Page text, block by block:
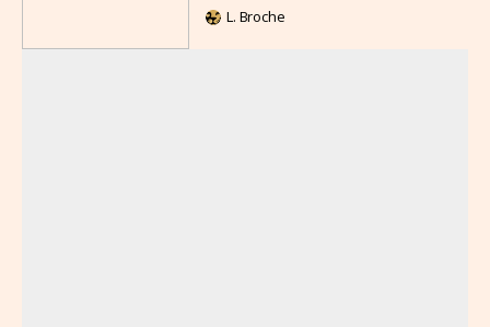
L. Broche